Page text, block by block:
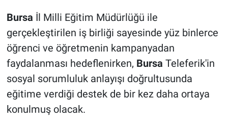
Bursa İl Milli Eğitim Müdürlüğü ile
gerçekleştirilen iş birliği sayesinde yüz binlerce
öğrenci ve öğretmenin kampanyadan
faydalanması hedeflenirken, Bursa Teleferik'in
sosyal sorumluluk anlayışı doğrultusunda
eğitime verdiği destek de bir kez daha ortaya
konulmuş olacak.